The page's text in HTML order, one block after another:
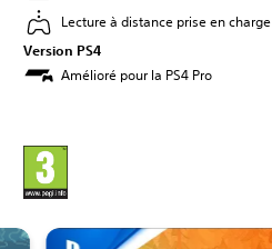
Lecture à distance prise en charge
Version PS4
Amélioré pour la PS4 Pro